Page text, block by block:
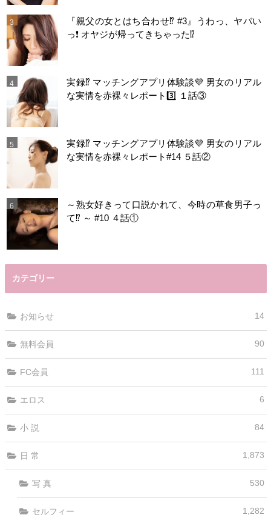
『親父の女とはち合わせ⁉︎ #3』うわっ、ヤバい
っ❗️ オヤジが帰ってきちゃった⁉️
実録⁉️ マッチングアプリ体験談💜 男女のリアル
な実情を赤裸々レポート3️⃣ １話③
実録⁉️ マッチングアプリ体験談💜 男女のリアル
な実情を赤裸々レポート#14 ５話②
～熟女好きって口説かれて、今時の草食男子っ
て⁉️ ～ #10 ４話①
カテゴリー
お知らせ 14
無料会員 90
FC会員 111
エロス 6
小 説 84
日 常 1,873
写 真 530
セルフィー 1,282